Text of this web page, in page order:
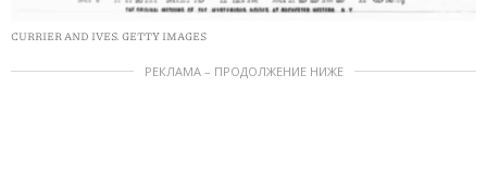
CURRIER AND IVES. GETTY IMAGES
РЕКЛАМА – ПРОДОЛЖЕНИЕ НИЖЕ